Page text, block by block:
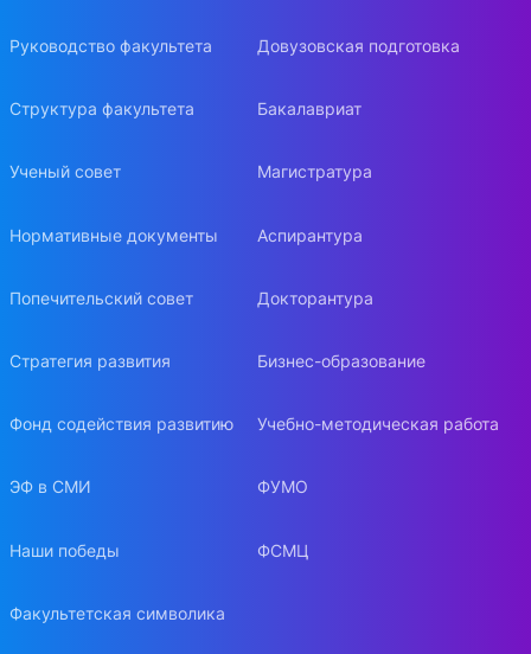
Руководство факультета
Структура факультета
Ученый совет
Нормативные документы
Попечительский совет
Стратегия развития
Фонд содействия развитию
ЭФ в СМИ
Наши победы
Факультетская символика
Довузовская подготовка
Бакалавриат
Магистратура
Аспирантура
Докторантура
Бизнес-образование
Учебно-методическая работа
ФУМО
ФСМЦ